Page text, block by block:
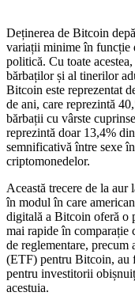
Deținerea de Bitcoin
variații minime în funcție
politică. Cu toate
bărbaților și al tinerilor
Bitcoin este reprezentat
de ani, care reprezintă
bărbații cu vârste
reprezintă doar 13,4%
semnificativă între sexe
criptomonedelor.
Această trecere de la aur
în modul în care
digitală a Bitcoin oferă o
mai rapide în
de reglementare, precum
(ETF) pentru Bitcoin, au
pentru investitorii
acestuia.